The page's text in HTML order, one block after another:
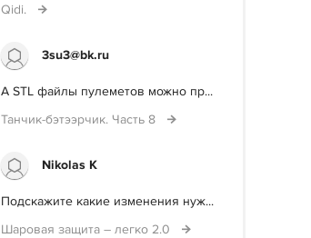
Qidi.
3su3@bk.ru
А STL файлы пулеметов можно пр...
Танчик-бэтээрчик. Часть 8
Nikolas K
Подскажите какие изменения нуж...
Шаровая защита – легко 2.0